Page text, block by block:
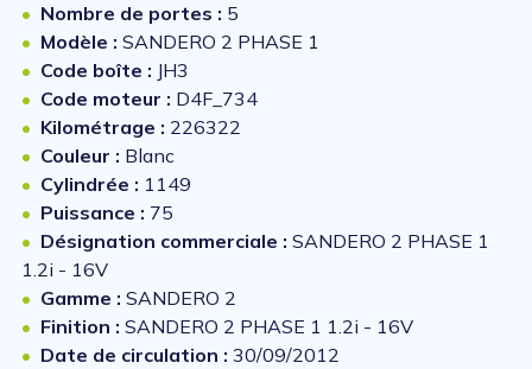
Nombre de portes : 5
Modèle : SANDERO 2 PHASE 1
Code boîte : JH3
Code moteur : D4F_734
Kilométrage : 226322
Couleur : Blanc
Cylindrée : 1149
Puissance : 75
Désignation commerciale : SANDERO 2 PHASE 1
1.2i - 16V
Gamme : SANDERO 2
Finition : SANDERO 2 PHASE 1 1.2i - 16V
Date de circulation : 30/09/2012